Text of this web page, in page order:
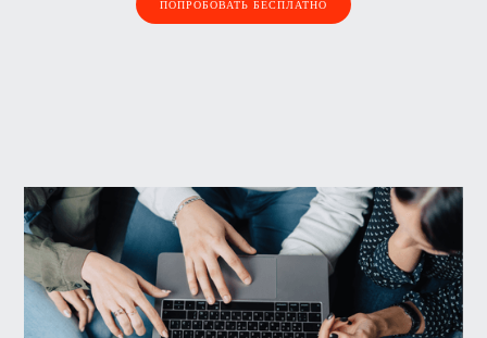
ПОПРОБОВАТЬ БЕСПЛАТНО